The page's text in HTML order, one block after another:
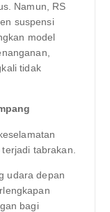
Namun, RS
suspensi
model
tidak
tabrakan.
udara depan
bagi